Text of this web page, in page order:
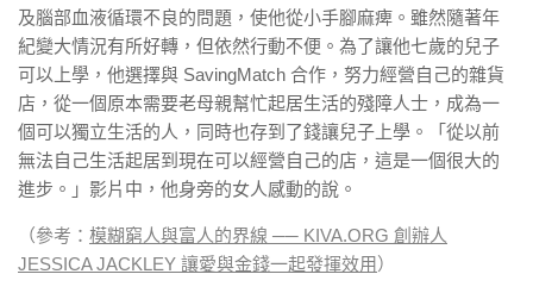
及腦部血液循環不良的問題，使他從小手腳麻痺。雖然隨著年
紀變大情況有所好轉，但依然行動不便。為了讓他七歲的兒子
可以上學，他選擇與 SavingMatch 合作，努力經營自己的雜貨
店，從一個原本需要老母親幫忙起居生活的殘障人士，成為一
個可以獨立生活的人，同時也存到了錢讓兒子上學。「從以前
無法自己生活起居到現在可以經營自己的店，這是一個很大的
進步。」影片中，他身旁的女人感動的說。
（參考： 模糊窮人與富人的界線 ── KIVA.ORG 創辦人
JESSICA JACKLEY 讓愛與金錢一起發揮效用）